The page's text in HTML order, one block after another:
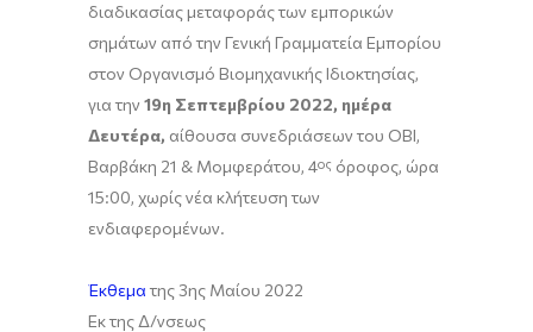
διαδικασίας μεταφοράς των εμπορικών
σημάτων από την Γενική Γραμματεία Εμπορίου
στον Οργανισμό Βιομηχανικής Ιδιοκτησίας,
για την 19η Σεπτεμβρίου 2022, ημέρα
Δευτέρα, αίθουσα συνεδριάσεων του ΟΒΙ,
Βαρβάκη 21 & Μομφεράτου, 4ος όροφος, ώρα
15:00, χωρίς νέα κλήτευση των
ενδιαφερομένων.
Έκθεμα της 3ης Μαίου 2022
Εκ της Δ/νσεως